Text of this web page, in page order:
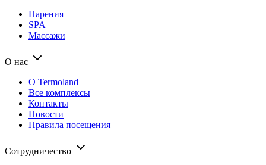
Парения
SPA
Массажи
О нас
О Termoland
Все комплексы
Контакты
Новости
Правила посещения
Сотрудничество